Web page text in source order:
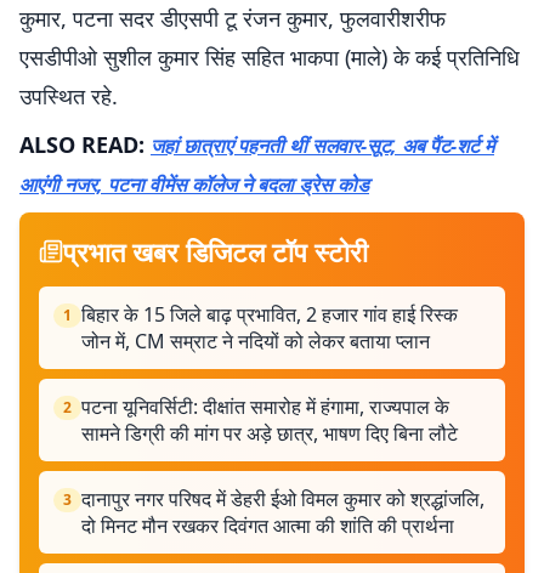
कुमार, पटना सदर डीएसपी टू रंजन कुमार, फुलवारीशरीफ
एसडीपीओ सुशील कुमार सिंह सहित भाकपा (माले) के कई प्रतिनिधि
उपस्थित रहे.
ALSO READ: जहां छात्राएं पहनती थीं सलवार-सूट, अब पैंट-शर्ट में
आएंगी नजर, पटना वीमेंस कॉलेज ने बदला ड्रेस कोड
प्रभात खबर डिजिटल टॉप स्टोरी
1 बिहार के 15 जिले बाढ़ प्रभावित, 2 हजार गांव हाई रिस्क
जोन में, CM सम्राट ने नदियों को लेकर बताया प्लान
2 पटना यूनिवर्सिटी: दीक्षांत समारोह में हंगामा, राज्यपाल के
सामने डिग्री की मांग पर अड़े छात्र, भाषण दिए बिना लौटे
3 दानापुर नगर परिषद में डेहरी ईओ विमल कुमार को श्रद्धांजलि,
दो मिनट मौन रखकर दिवंगत आत्मा की शांति की प्रार्थना